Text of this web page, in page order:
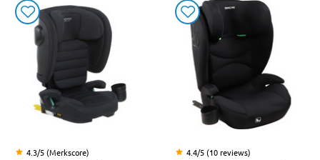
4.3/5 (Merkscore) 4.4/5 (10 reviews)